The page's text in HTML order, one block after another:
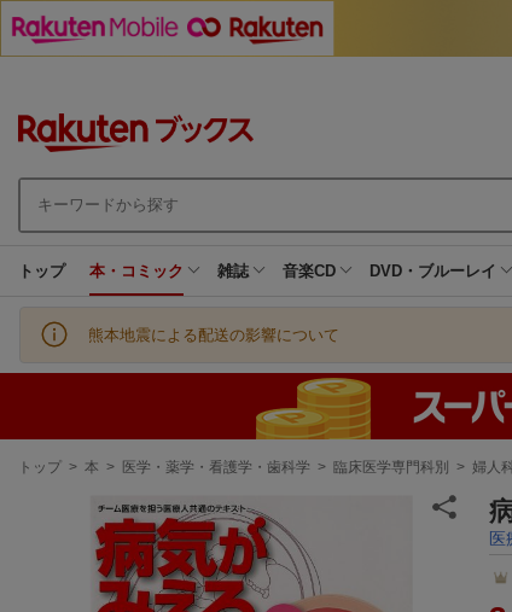
トップ 本・コミック 雑誌 音楽CD DVD・ブルーレイ
熊本地震による配送の影響について
現
トップ > 本 > 医学・薬学・看護学・歯科学 > 臨床医学専門科別 > 婦人
医